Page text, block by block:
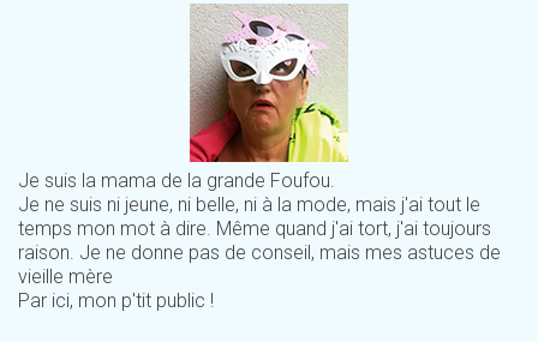
Je suis la mama de la grande Foufou.
Je ne suis ni jeune, ni belle, ni à la mode, mais j'ai tout le
temps mon mot à dire. Même quand j'ai tort, j'ai toujours
raison. Je ne donne pas de conseil, mais mes astuces de
vieille mère
Par ici, mon p'tit public !